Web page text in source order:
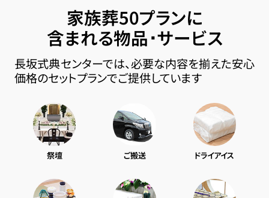
家族葬50プランに
含まれる物品･サービス
長坂式典センターでは、必要な内容を揃えた安心
価格のセットプランでご提供しています
祭壇 ご搬送 ドライアイス